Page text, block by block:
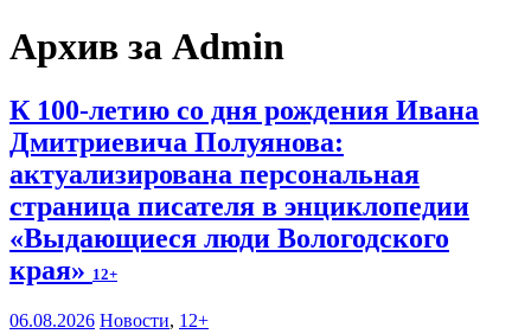
Архив за Admin
К 100-летию со дня рождения Ивана
Дмитриевича Полуянова:
актуализирована персональная
страница писателя в энциклопедии
«Выдающиеся люди Вологодского
края» 12+
06.08.2026 Новости, 12+